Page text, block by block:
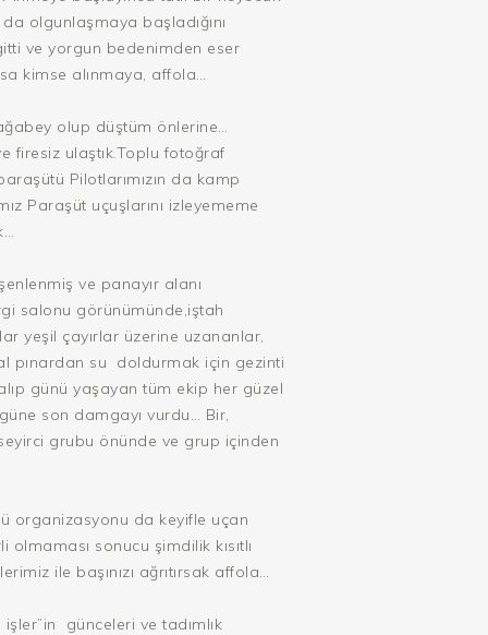
olgunlaşmaya başladığını
ve yorgun bedenimden eser
kimse alınmaya, affola…
olup düştüm önlerine…
firesiz ulaştık.Toplu fotoğraf
Pilotlarımızın da kamp
Paraşüt uçuşlarını izleyememe
ve panayır alanı
salonu görünümünde,iştah
yeşil çayırlar üzerine uzananlar,
pınardan su doldurmak için gezinti
günü yaşayan tüm ekip her güzel
son damgayı vurdu… Bir,
grubu önünde ve grup içinden
organizasyonu da keyifle uçan
sonucu şimdilik kısıtlı
ile başınızı ağrıtırsak affola…
günceleri ve tadımlık